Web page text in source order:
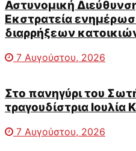
Αστυνομική
Εκστρατεία
διαρρήξεων
7 Αυγούστου, 2026
Στο πανηγύρι του
τραγουδίστρια Ιουλία
7 Αυγούστου, 2026